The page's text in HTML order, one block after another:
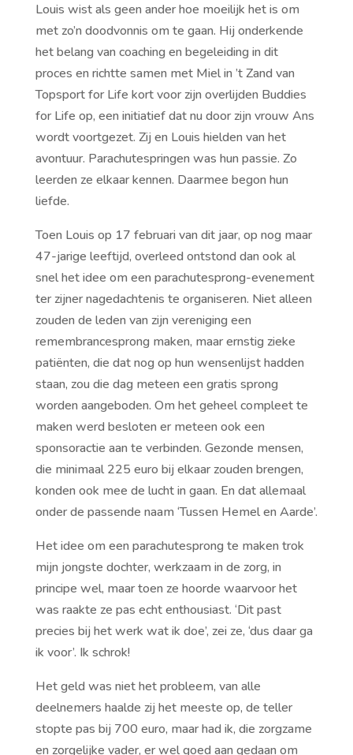
Louis wist als geen ander hoe moeilijk het is om
met zo’n doodvonnis om te gaan. Hij onderkende
het belang van coaching en begeleiding in dit
proces en richtte samen met Miel in ’t Zand van
Topsport for Life kort voor zijn overlijden Buddies
for Life op, een initiatief dat nu door zijn vrouw Ans
wordt voortgezet. Zij en Louis hielden van het
avontuur. Parachutespringen was hun passie. Zo
leerden ze elkaar kennen. Daarmee begon hun
liefde.
Toen Louis op 17 februari van dit jaar, op nog maar
47-jarige leeftijd, overleed ontstond dan ook al
snel het idee om een parachutesprong-evenement
ter zijner nagedachtenis te organiseren. Niet alleen
zouden de leden van zijn vereniging een
remembrancesprong maken, maar ernstig zieke
patiënten, die dat nog op hun wensenlijst hadden
staan, zou die dag meteen een gratis sprong
worden aangeboden. Om het geheel compleet te
maken werd besloten er meteen ook een
sponsoractie aan te verbinden. Gezonde mensen,
die minimaal 225 euro bij elkaar zouden brengen,
konden ook mee de lucht in gaan. En dat allemaal
onder de passende naam ‘Tussen Hemel en Aarde’.
Het idee om een parachutesprong te maken trok
mijn jongste dochter, werkzaam in de zorg, in
principe wel, maar toen ze hoorde waarvoor het
was raakte ze pas echt enthousiast. ‘Dit past
precies bij het werk wat ik doe’, zei ze, ‘dus daar ga
ik voor’. Ik schrok!
Het geld was niet het probleem, van alle
deelnemers haalde zij het meeste op, de teller
stopte pas bij 700 euro, maar had ik, die zorgzame
en zorgelijke vader, er wel goed aan gedaan om